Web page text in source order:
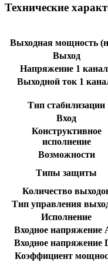
Технические
Выходная мощность
Выход
Напряжение 1
Выходной ток 1
Тип стабилизации
Вход
Конструктивное
исполнение
Возможности
Типы защиты
Количество
Тип управления
Исполнение
Входное напряжение
Входное напряжение
Коэффициент